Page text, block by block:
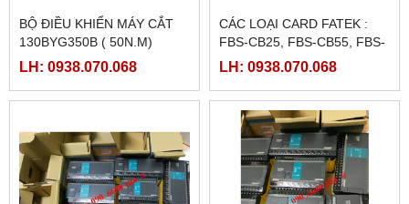
BỘ ĐIỀU KHIỂN MÁY CẮT
130BYG350B ( 50N.M)
LH: 0938.070.068
CÁC LOẠI CARD FATEK :
FBS-CB25, FBS-CB55, FBS-
CB2, FBS-CB5
LH: 0938.070.068